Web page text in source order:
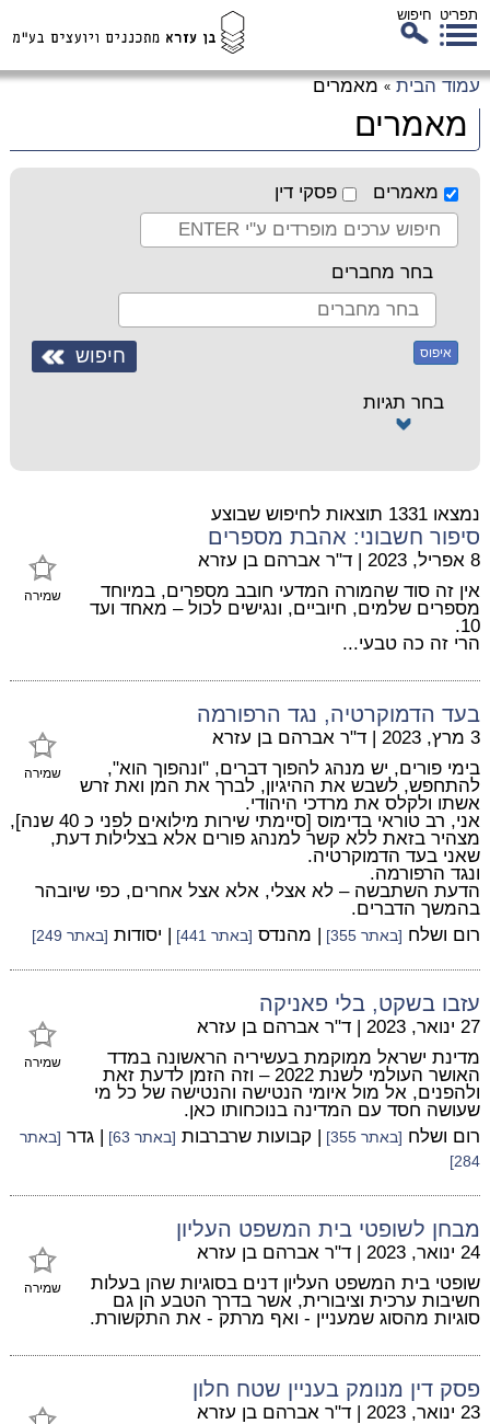
תפריט חיפוש
עמוד הבית » מאמרים
מאמרים
מאמרים פסקי דין
בחר מחברים
איפוס
בחר תגיות
נמצאו 1331 תוצאות לחיפוש שבוצע
סיפור חשבוני: אהבת מספרים
שמירה
8 אפריל, 2023 | ד"ר אברהם בן עזרא
אין זה סוד שהמורה המדעי חובב מספרים, במיוחד
מספרים שלמים, חיוביים, ונגישים לכול – מאחד ועד
10.
הרי זה כה טבעי...
בעד הדמוקרטיה, נגד הרפורמה
שמירה
3 מרץ, 2023 | ד"ר אברהם בן עזרא
בימי פורים, יש מנהג להפוך דברים, "ונהפוך הוא",
להתחפש, לשבש את ההיגיון, לברך את המן ואת זרש
אשתו ולקלס את מרדכי היהודי.
אני, רב טוראי בדימוס [סיימתי שירות מילואים לפני כ 40 שנה],
מצהיר בזאת ללא קשר למנהג פורים אלא בצלילות דעת,
שאני בעד הדמוקרטיה.
ונגד הרפורמה.
הדעת השתבשה – לא אצלי, אלא אצל אחרים, כפי שיובהר
בהמשך הדברים.
רום ושלח [באתר 355] | מהנדס [באתר 441] | יסודות [באתר 249]
עזבו בשקט, בלי פאניקה
שמירה
27 ינואר, 2023 | ד"ר אברהם בן עזרא
מדינת ישראל ממוקמת בעשיריה הראשונה במדד
האושר העולמי לשנת 2022 – וזה הזמן לדעת זאת
ולהפנים, אל מול איומי הנטישה והנטישה של כל מי
שעושה חסד עם המדינה בנוכחותו כאן.
רום ושלח [באתר 355] | קבועות שרברבות [באתר 63] | גדר [באתר
284]
מבחן לשופטי בית המשפט העליון
שמירה
24 ינואר, 2023 | ד"ר אברהם בן עזרא
שופטי בית המשפט העליון דנים בסוגיות שהן בעלות
חשיבות ערכית וציבורית, אשר בדרך הטבע הן גם
סוגיות מהסוג שמעניין - ואף מרתק - את התקשורת.
פסק דין מנומק בעניין שטח חלון
23 ינואר, 2023 | ד"ר אברהם בן עזרא